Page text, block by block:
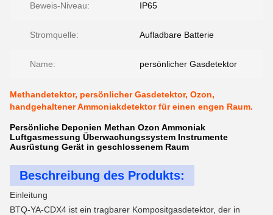
Beweis-Niveau: IP65
Stromquelle: Aufladbare Batterie
Name: persönlicher Gasdetektor
Methandetektor, persönlicher Gasdetektor, Ozon,
handgehaltener Ammoniakdetektor für einen engen Raum.
Persönliche Deponien Methan Ozon Ammoniak
Luftgasmessung Überwachungssystem Instrumente
Ausrüstung Gerät in geschlossenem Raum
Beschreibung des Produkts:
Einleitung
BTQ-YA-CDX4 ist ein tragbarer Kompositgasdetektor, der in